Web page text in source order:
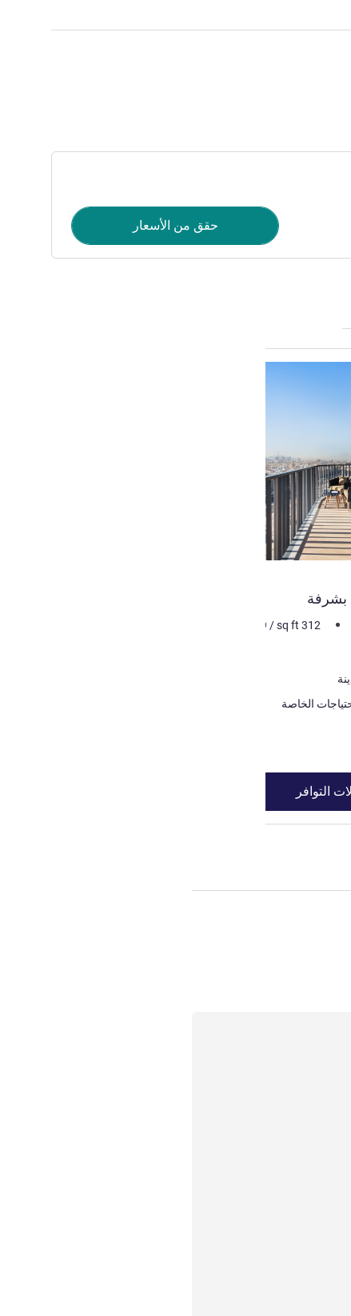
حقق من الأسعار
بشرفة
29 /sq ft 312
الخاصة
التوافر